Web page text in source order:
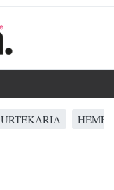
URTEKARIA